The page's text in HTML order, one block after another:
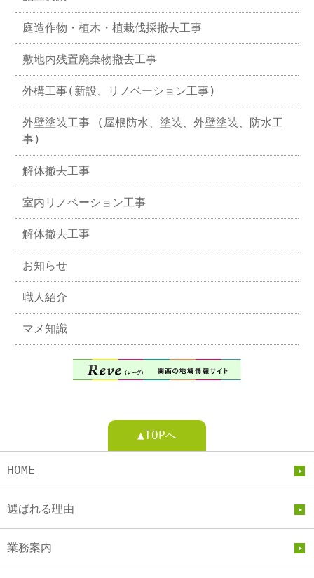
庭造作物・植木・植栽伐採撤去工事
敷地内残置廃棄物撤去工事
外構工事(新設、リノベーション工事)
外壁塗装工事 (屋根防水、塗装、外壁塗装、防水工
事)
解体撤去工事
室内リノベーション工事
解体撤去工事
お知らせ
職人紹介
マメ知識
▲TOPへ
HOME
選ばれる理由
業務案内